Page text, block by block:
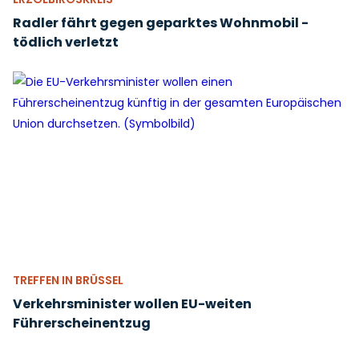
Radler fährt gegen geparktes Wohnmobil -
tödlich verletzt
TREFFEN IN BRÜSSEL
Verkehrsminister wollen EU-weiten
Führerscheinentzug